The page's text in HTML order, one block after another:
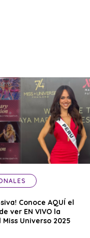
Conoce AQUÍ el
ver EN VIVO la
Universo 2025